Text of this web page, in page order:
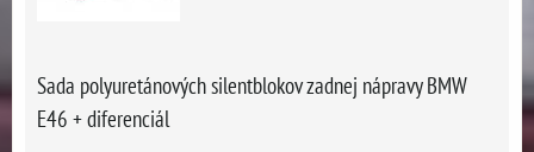
Sada polyuretánových silentblokov zadnej nápravy BMW
E46 + diferenciál